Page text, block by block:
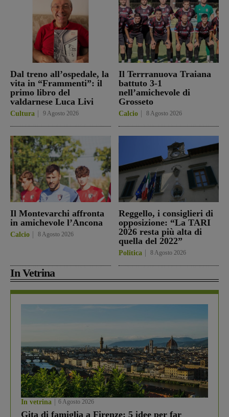
Dal treno all’ospedale, la
vita in “Frammenti”: il
primo libro del
valdarnese Luca Livi
Cultura 9 Agosto 2026
Il Terrranuova Traiana
battuto 3-1
nell’amichevole di
Grosseto
Calcio 8 Agosto 2026
Il Montevarchi affronta
in amichevole l’Ancona
Calcio 8 Agosto 2026
Reggello, i consiglieri di
opposizione: “La TARI
2026 resta più alta di
quella del 2022”
Politica 8 Agosto 2026
In Vetrina
In vetrina 6 Agosto 2026
Gita di famiglia a Firenze: 5 idee per far